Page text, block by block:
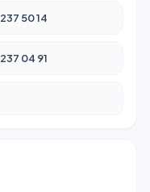
237 50 14
237 04 91